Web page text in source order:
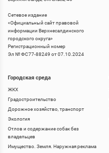
Сетевое издание
«Официальный сайт правовой
информации Верхнесалдинского
городского округа»
Регистрационный номер
Эл № ФС77-88249 от 07.10.2024
Городская среда
ЖКХ
Градостроительство
Дорожное хозяйство, транспорт
Экология
Отлов и содержание собак без
владельцев
Имущество. Земля. Наружная реклама